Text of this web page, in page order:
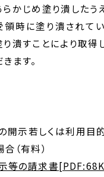
らかじめ塗り潰したう
領時に塗り潰されて
り潰すことにより取得
ます。
の開示若しくは利用目
（有料）
等の請求書